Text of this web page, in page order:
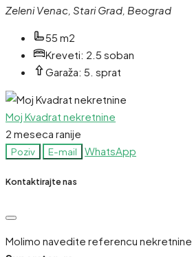
Zeleni Venac, Stari Grad, Beograd
55 m2
Kreveti: 2.5 soban
Garaža: 5. sprat
Moj Kvadrat nekretnine
2 meseca ranije
Poziv E-mail WhatsApp
Kontaktirajte nas
Molimo navedite referencu nekretnine